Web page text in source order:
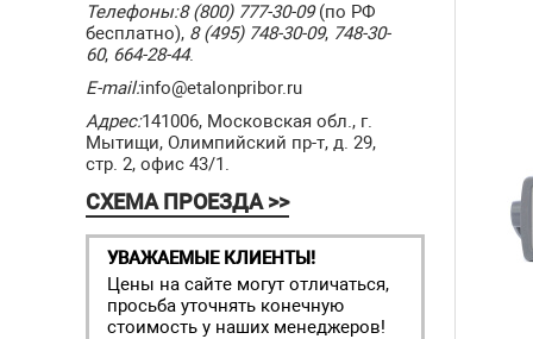
Телефоны:8 (800) 777-30-09(по РФ
бесплатно), 8 (495) 748-30-09, 748-30-
60, 664-28-44.
E-mail:info@etalonpribor.ru
Адрес:141006, Московская обл., г.
Мытищи, Олимпийский пр-т, д. 29,
стр. 2, офис 43/1.
СХЕМА ПРОЕЗДА >>
УВАЖАЕМЫЕ КЛИЕНТЫ!
Цены на сайте могут отличаться,
просьба уточнять конечную
стоимость у наших менеджеров!